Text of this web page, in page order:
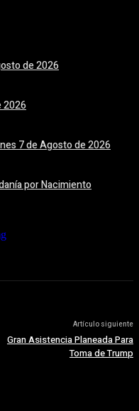
de 2026
2026
7 de Agosto de 2026
por Nacimiento
Artículo siguiente
Gran Asistencia Planeada Para
Toma de Trump